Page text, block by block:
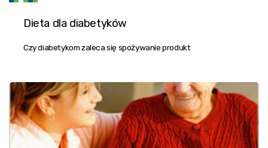
Dieta dla diabetyków
Czy diabetykom zaleca się spożywanie produkt